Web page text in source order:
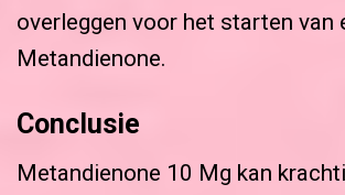
overleggen voor het starten van
Metandienone.
Conclusie
Metandienone 10 Mg kan